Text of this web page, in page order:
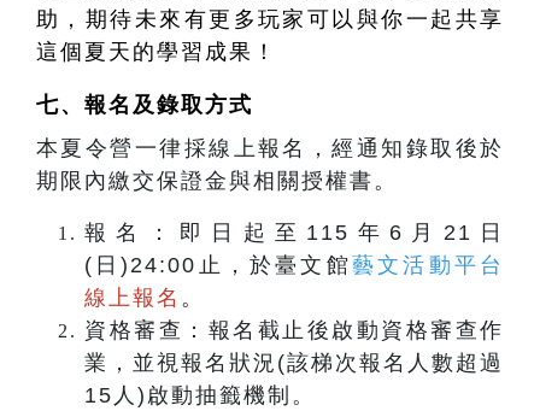
助，期待未來有更多玩家可以與你一起共享
這個夏天的學習成果！
七、 報名及錄取方式
本夏令營一律採線上報名，經通知錄取後於
期限內繳交保證金與相關授權書。
報名：即日起至115年6月21日
(日)24:00止，於臺文館藝文活動平台
線上報名 。
資格審查：報名截止後啟動資格審查作
業，並視報名狀況(該梯次報名人數超過
15人)啟動抽籤機制。